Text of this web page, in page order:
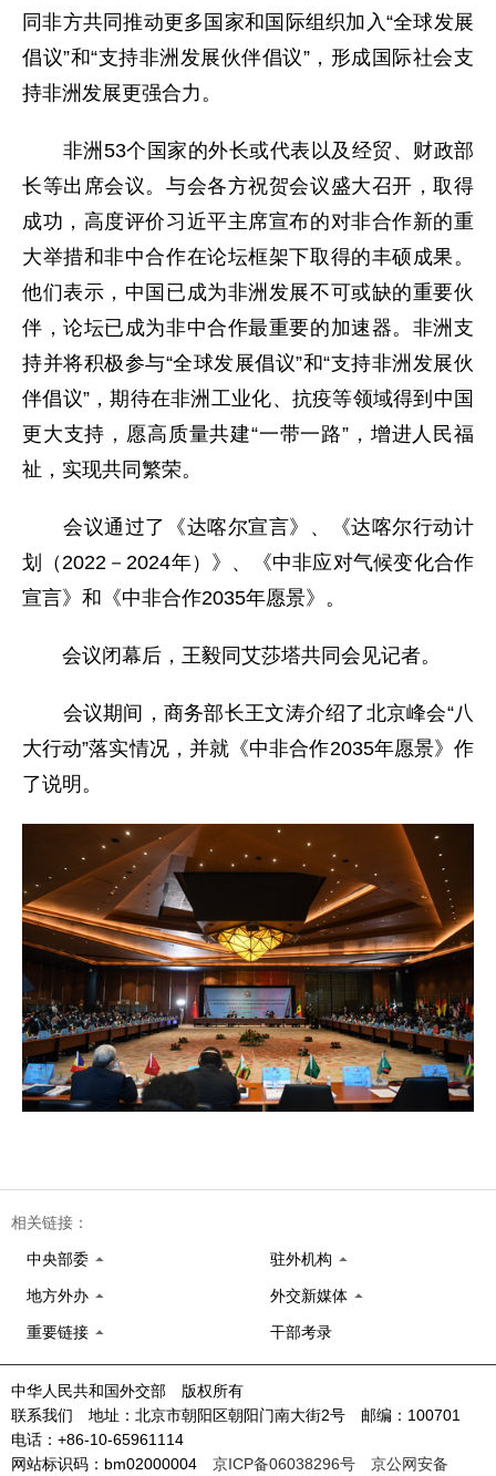
同非方共同推动更多国家和国际组织加入“全球发展
倡议”和“支持非洲发展伙伴倡议”，形成国际社会支
持非洲发展更强合力。
非洲53个国家的外长或代表以及经贸、财政部
长等出席会议。与会各方祝贺会议盛大召开，取得
成功，高度评价习近平主席宣布的对非合作新的重
大举措和非中合作在论坛框架下取得的丰硕成果。
他们表示，中国已成为非洲发展不可或缺的重要伙
伴，论坛已成为非中合作最重要的加速器。非洲支
持并将积极参与“全球发展倡议”和“支持非洲发展伙
伴倡议”，期待在非洲工业化、抗疫等领域得到中国
更大支持，愿高质量共建“一带一路”，增进人民福
祉，实现共同繁荣。
会议通过了《达喀尔宣言》、《达喀尔行动计
划（2022－2024年）》、《中非应对气候变化合作
宣言》和《中非合作2035年愿景》。
会议闭幕后，王毅同艾莎塔共同会见记者。
会议期间，商务部长王文涛介绍了北京峰会“八
大行动”落实情况，并就《中非合作2035年愿景》作
了说明。
相关链接：
中央部委 驻外机构
地方外办 外交新媒体
重要链接 干部考录
中华人民共和国外交部 版权所有
联系我们 地址：北京市朝阳区朝阳门南大街2号 邮编：100701
电话：+86-10-65961114
网站标识码：bm02000004 京ICP备06038296号 京公网安备